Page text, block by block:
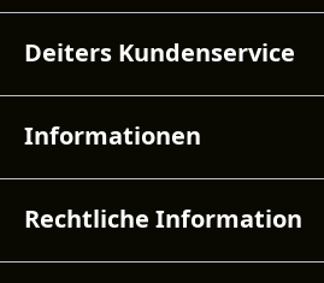
Deiters Kundenservice
Informationen
Rechtliche Information